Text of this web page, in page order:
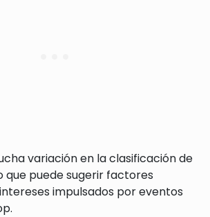
variación en la clasificación de
que puede sugerir factores
impulsados por eventos